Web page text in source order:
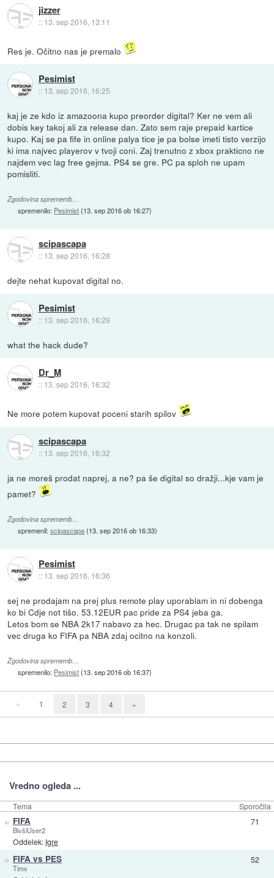
jizzer
:: 13. sep 2016, 13:11
Res je. Očitno nas je premalo
Pesimist
:: 13. sep 2016, 16:25
kaj je ze kdo iz amazoona kupo preorder digital? Ker ne vem ali
dobis key takoj ali za release dan. Zato sem raje prepaid kartice
kupo. Kaj se pa fife in online palya tice je pa bolse imeti tisto verzijo
ki ima najvec playerov v tvoji coni. Zaj trenutno z xbox prakticno ne
najdem vec lag free gejma. PS4 se gre. PC pa sploh ne upam
pomisliti.
Zgodovina sprememb…
spremenilo: Pesimist(13. sep 2016 ob 16:27)
scipascapa
:: 13. sep 2016, 16:28
dejte nehat kupovat digital no.
Pesimist
:: 13. sep 2016, 16:29
what the hack dude?
Dr_M
:: 13. sep 2016, 16:32
Ne more potem kupovat poceni starih spilov
scipascapa
:: 13. sep 2016, 16:32
ja ne moreš prodat naprej, a ne? pa še digital so dražji...kje vam je
pamet?
Zgodovina sprememb…
spremenil:scipascapa(13. sep 2016 ob 16:33)
Pesimist
:: 13. sep 2016, 16:36
sej ne prodajam na prej plus remote play uporablam in ni dobenga
ko bi Cdje not tišo. 53.12EUR pac pride za PS4 jeba ga.
Letos bom se NBA 2k17 nabavo za hec. Drugac pa tak ne spilam
vec druga ko FIFA pa NBA zdaj ocitno na konzoli.
Zgodovina sprememb…
spremenilo: Pesimist(13. sep 2016 ob 16:37)
« 1 2 3 4 »
Vredno ogleda ...
Tema Sporočila
» FIFA
BivšiUser2
Oddelek: Igre
71
» FIFA vs PES
Timx
52